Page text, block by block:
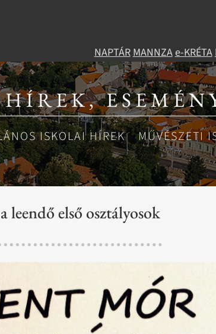
NAPTÁRMANNZAe-KRÉTA
ISKOLAI HÍREK
MŰVÉSZETI
leendő első osztályosok